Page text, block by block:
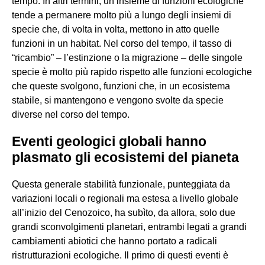
tende a permanere molto più a lungo degli insiemi di
specie che, di volta in volta, mettono in atto quelle
funzioni in un habitat. Nel corso del tempo, il tasso di
“ricambio” – l’estinzione o la migrazione – delle singole
specie è molto più rapido rispetto alle funzioni ecologiche
che queste svolgono, funzioni che, in un ecosistema
stabile, si mantengono e vengono svolte da specie
diverse nel corso del tempo.
Eventi geologici globali hanno
plasmato gli ecosistemi del pianeta
Questa generale stabilità funzionale, punteggiata da
variazioni locali o regionali ma estesa a livello globale
all’inizio del Cenozoico, ha subìto, da allora, solo due
grandi sconvolgimenti planetari, entrambi legati a grandi
cambiamenti abiotici che hanno portato a radicali
ristrutturazioni ecologiche. Il primo di questi eventi è